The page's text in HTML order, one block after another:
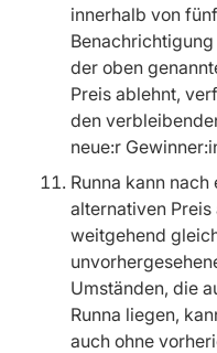
innerhalb von
der oben
Preis ablehnt,
den
neue:r
Runna kann
alternativen
weitgehend
Umständen, die
Runna liegen,
auch ohne